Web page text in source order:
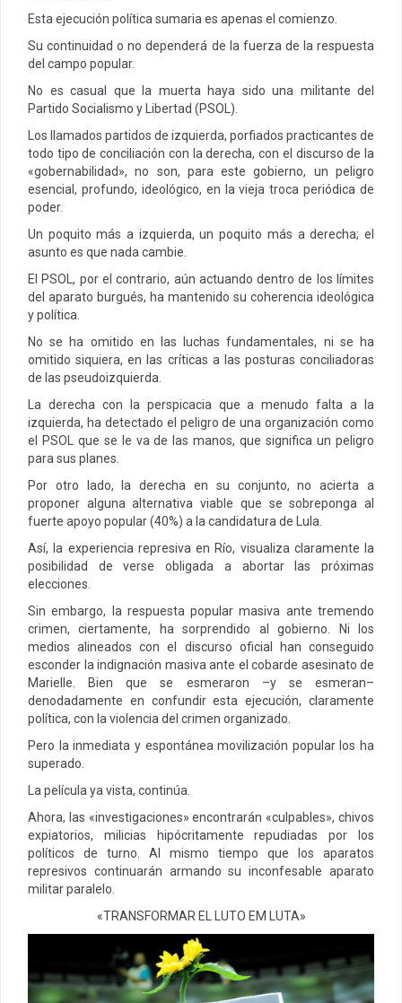
Esta ejecución política sumaria es apenas el comienzo.
Su continuidad o no dependerá de la fuerza de la respuesta
del campo popular.
No es casual que la muerta haya sido una militante del
Partido Socialismo y Libertad (PSOL).
Los llamados partidos de izquierda, porfiados practicantes de
todo tipo de conciliación con la derecha, con el discurso de la
«gobernabilidad», no son, para este gobierno, un peligro
esencial, profundo, ideológico, en la vieja troca periódica de
poder.
Un poquito más a izquierda, un poquito más a derecha; el
asunto es que nada cambie.
El PSOL, por el contrario, aún actuando dentro de los límites
del aparato burgués, ha mantenido su coherencia ideológica
y política.
No se ha omitido en las luchas fundamentales, ni se ha
omitido siquiera, en las críticas a las posturas conciliadoras
de las pseudoizquierda.
La derecha con la perspicacia que a menudo falta a la
izquierda, ha detectado el peligro de una organización como
el PSOL que se le va de las manos, que significa un peligro
para sus planes.
Por otro lado, la derecha en su conjunto, no acierta a
proponer alguna alternativa viable que se sobreponga al
fuerte apoyo popular (40%) a la candidatura de Lula.
Así, la experiencia represiva en Río, visualiza claramente la
posibilidad de verse obligada a abortar las próximas
elecciones.
Sin embargo, la respuesta popular masiva ante tremendo
crimen, ciertamente, ha sorprendido al gobierno. Ni los
medios alineados con el discurso oficial han conseguido
esconder la indignación masiva ante el cobarde asesinato de
Marielle. Bien que se esmeraron –y se esmeran–
denodadamente en confundir esta ejecución, claramente
política, con la violencia del crimen organizado.
Pero la inmediata y espontánea movilización popular los ha
superado.
La película ya vista, continúa.
Ahora, las «investigaciones» encontrarán «culpables», chivos
expiatorios, milicias hipócritamente repudiadas por los
políticos de turno. Al mismo tiempo que los aparatos
represivos continuarán armando su inconfesable aparato
militar paralelo.
«TRANSFORMAR EL LUTO EM LUTA»